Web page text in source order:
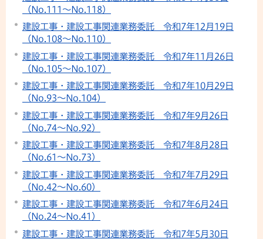
（No.111〜No.118）
建設工事・建設工事関連業務委託 令和7年12月19日
（No.108〜No.110）
建設工事・建設工事関連業務委託 令和7年11月26日
（No.105〜No.107）
建設工事・建設工事関連業務委託 令和7年10月29日
（No.93〜No.104）
建設工事・建設工事関連業務委託 令和7年9月26日
（No.74〜No.92）
建設工事・建設工事関連業務委託 令和7年8月28日
（No.61〜No.73）
建設工事・建設工事関連業務委託 令和7年7月29日
（No.42〜No.60）
建設工事・建設工事関連業務委託 令和7年6月24日
（No.24〜No.41）
建設工事・建設工事関連業務委託 令和7年5月30日